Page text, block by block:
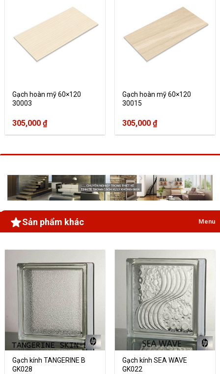
Gạch hoàn mỹ 60×120
30003
305,000 ₫
Gạch hoàn mỹ 60×120
30015
305,000 ₫
Sản phẩm khác Menu
Gạch kính TANGERINE B
GK028
Gạch kính SEA WAVE
GK022